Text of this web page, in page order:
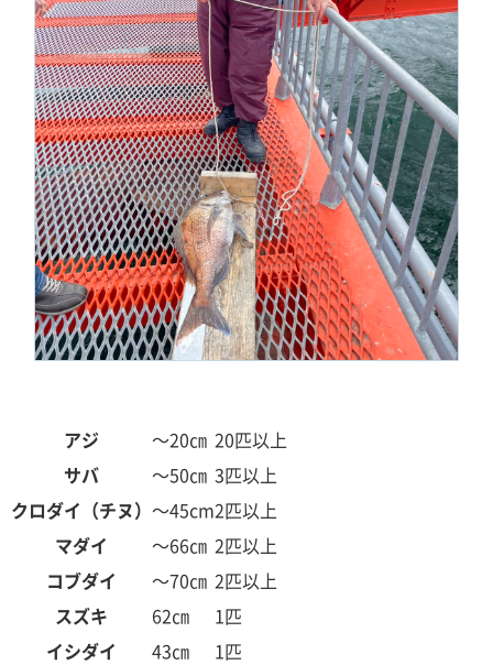
アジ ～20㎝ 20匹以上
サバ
～50㎝ 3匹以上
クロダイ（チヌ） ～45cm2匹以上
マダイ
～66㎝ 2匹以上
コブダイ
～70㎝ 2匹以上
スズキ
62㎝
1匹
イシダイ
43㎝ 1匹